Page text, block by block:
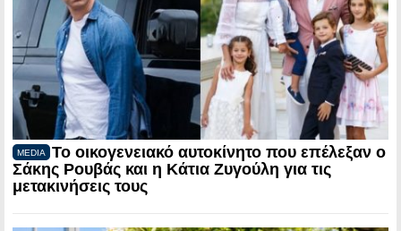
MEDIA
Το οικογενειακό αυτοκίνητο που επέλεξαν ο
Σάκης Ρουβάς και η Κάτια Ζυγούλη για τις
μετακινήσεις τους